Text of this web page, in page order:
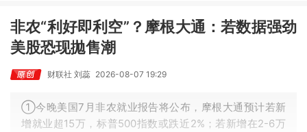
非农“利好即利空”？摩根大通：若数据强劲
美股恐现拋售潮
财联社 刘蕊 2026-08-07 19:29
①今晚美国7月非农就业报告将公布，摩根大通预计若新
增就业超15万，标普500指数或跌近2%；若新增在2-6万